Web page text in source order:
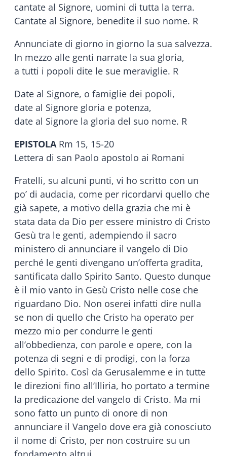
cantate al Signore, uomini di tutta la terra.
Cantate al Signore, benedite il suo nome. R
Annunciate di giorno in giorno la sua salvezza.
In mezzo alle genti narrate la sua gloria,
a tutti i popoli dite le sue meraviglie. R
Date al Signore, o famiglie dei popoli,
date al Signore gloria e potenza,
date al Signore la gloria del suo nome. R
EPISTOLA Rm 15, 15-20
Lettera di san Paolo apostolo ai Romani
Fratelli, su alcuni punti, vi ho scritto con un
po’ di audacia, come per ricordarvi quello che
già sapete, a motivo della grazia che mi è
stata data da Dio per essere ministro di Cristo
Gesù tra le genti, adempiendo il sacro
ministero di annunciare il vangelo di Dio
perché le genti divengano un’offerta gradita,
santificata dallo Spirito Santo. Questo dunque
è il mio vanto in Gesù Cristo nelle cose che
riguardano Dio. Non oserei infatti dire nulla
se non di quello che Cristo ha operato per
mezzo mio per condurre le genti
all’obbedienza, con parole e opere, con la
potenza di segni e di prodigi, con la forza
dello Spirito. Così da Gerusalemme e in tutte
le direzioni fino all’Illiria, ho portato a termine
la predicazione del vangelo di Cristo. Ma mi
sono fatto un punto di onore di non
annunciare il Vangelo dove era già conosciuto
il nome di Cristo, per non costruire su un